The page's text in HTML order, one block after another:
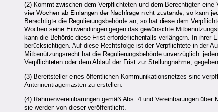
(2) Kommt zwischen dem Verpflichteten und dem Berechtigten
vier Wochen ab Einlangen der Nachfrage nicht zustande, so kann
Berechtigte die Regulierungsbehörde an, so hat diese dem
Wochen seine Einwendungen gegen das gewünschte
kann die Behörde diese Frist erforderlichenfalls verlängern. In ihrer
berücksichtigen. Auf diese Rechtsfolge ist der Verpflichtete in der
Mitbenützungsrecht hat die Regulierungsbehörde unverzüglich,
Verpflichteten oder dem Ablauf der Frist zur Stellungnahme,
(3) Bereitsteller eines öffentlichen Kommunikationsnetzes sind
Antennentragemasten zu erstellen.
(4) Rahmenvereinbarungen gemäß Abs. 4 und Vereinbarungen
sie werden von dieser veröffentlicht.